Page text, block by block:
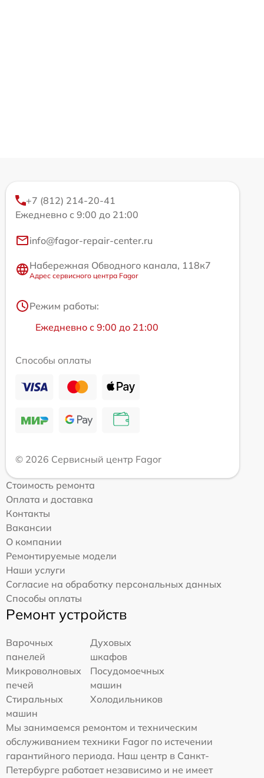
+7 (812) 214-20-41
Ежедневно с 9:00 до 21:00
info@fagor-repair-center.ru
Набережная Обводного канала, 118к7
Адрес сервисного центра Fagor
Режим работы:
Ежедневно с 9:00 до 21:00
Способы оплаты
© 2026 Сервисный центр Fagor
Стоимость ремонта
Оплата и доставка
Контакты
Вакансии
О компании
Ремонтируемые модели
Наши услуги
Согласие на обработку персональных данных
Способы оплаты
Ремонт устройств
Варочных
панелей
Духовых
шкафов
Микроволновых
печей
Посудомоечных
машин
Стиральных
машин
Холодильников
Мы занимаемся ремонтом и техническим
обслуживанием техники Fagor по истечении
гарантийного периода. Наш центр в Санкт-
Петербурге работает независимо и не имеет